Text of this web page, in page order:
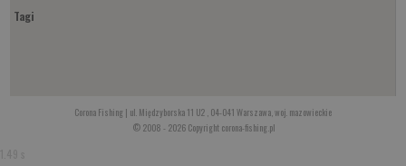
Tagi
Corona Fishing | ul. Międzyborska 11 U2 , 04-041 Warszawa, woj. mazowieckie
© 2008 - 2026 Copyright corona-fishing.pl